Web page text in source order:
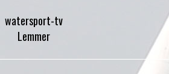
watersport-tv
Lemmer